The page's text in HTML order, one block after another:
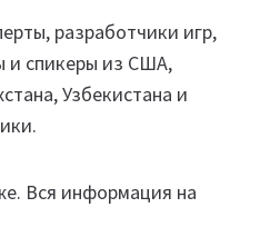
разработчики игр,
и спикеры из США,
Узбекистана и
Вся информация на